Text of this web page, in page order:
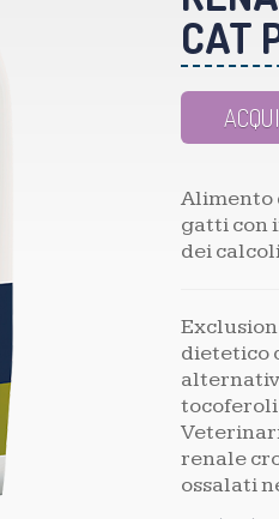
CAT
Alimento
gatti con
dei
dietetico
renale
ossalati